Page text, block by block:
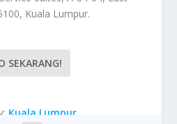
Kuala Lumpur.
SEKARANG!
Kuala Lumpur